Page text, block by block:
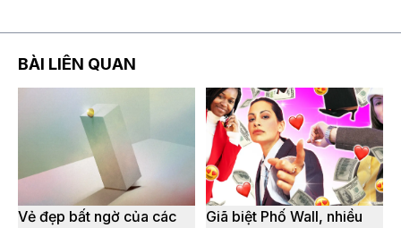
BÀI LIÊN QUAN
Vẻ đẹp bất ngờ của các
Giã biệt Phố Wall, nhiều